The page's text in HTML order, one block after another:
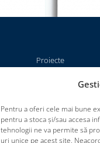
Pentru a oferi cele mai bune
pentru a stoca și/sau accesa
tehnologii ne va permite să
uri unice pe acest site.
Proiecte
Impressum